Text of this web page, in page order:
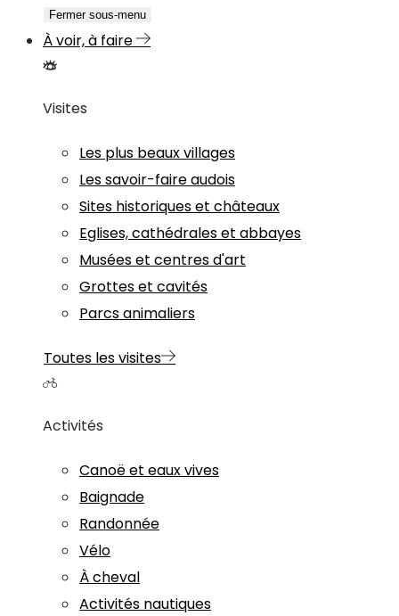
Fermer sous-menu
À voir, à faire
Visites
Les plus beaux villages
Les savoir-faire audois
Sites historiques et châteaux
Eglises, cathédrales et abbayes
Musées et centres d'art
Grottes et cavités
Parcs animaliers
Toutes les visites
Activités
Canoë et eaux vives
Baignade
Randonnée
Vélo
À cheval
Activités nautiques